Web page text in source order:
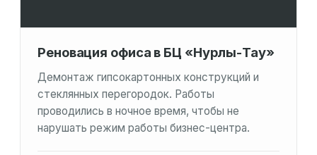
Реновация офиса в БЦ «Нурлы-Тау»
Демонтаж гипсокартонных конструкций и
стеклянных перегородок. Работы
проводились в ночное время, чтобы не
нарушать режим работы бизнес-центра.